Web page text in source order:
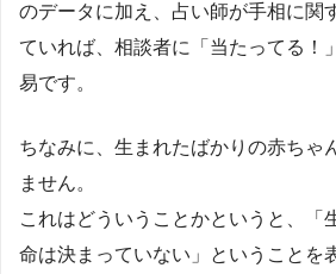
のデータに加え、占い師が手相に関
ていれば、相談者に「当たってる！
易です。
ちなみに、生まれたばかりの赤ちゃ
ません。
これはどういうことかというと、「
命は決まっていない」ということを